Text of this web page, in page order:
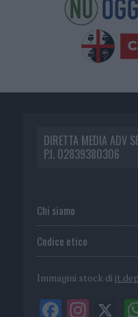
DIRETTA MEDIA ADV
P.I. 02839380306
Chi siamo
Codice etico
Immagini stock di